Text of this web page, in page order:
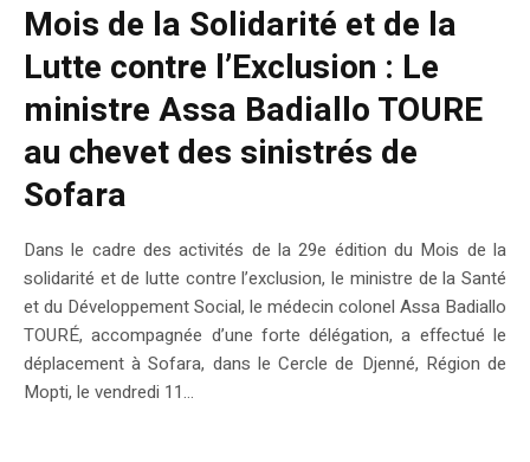
Mois de la Solidarité et de la
Lutte contre l’Exclusion : Le
ministre Assa Badiallo TOURE
au chevet des sinistrés de
Sofara
Dans le cadre des activités de la 29e édition du Mois de la
solidarité et de lutte contre l’exclusion, le ministre de la Santé
et du Développement Social, le médecin colonel Assa Badiallo
TOURÉ, accompagnée d’une forte délégation, a effectué le
déplacement à Sofara, dans le Cercle de Djenné, Région de
Mopti, le vendredi 11...